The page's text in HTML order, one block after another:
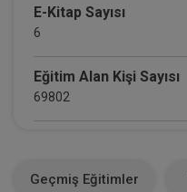
E-Kitap Sayısı
6
Eğitim Alan Kişi Sayısı
69802
Geçmiş Eğitimler